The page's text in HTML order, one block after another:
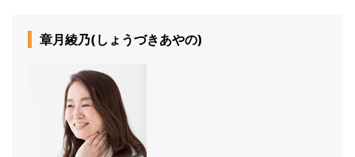
章月綾乃(しょうづきあやの)